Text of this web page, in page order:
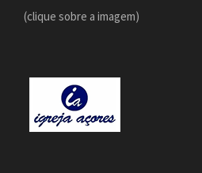
(clique sobre a imagem)